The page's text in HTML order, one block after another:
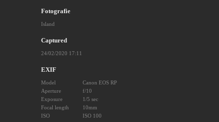
Fotografie
Island
Captured
24/02/2020 17:11
EXIF
Model
Canon EOS RP
Aperture
f/10
Exposure
1/5 sec
Focal length
10mm
ISO
ISO 100